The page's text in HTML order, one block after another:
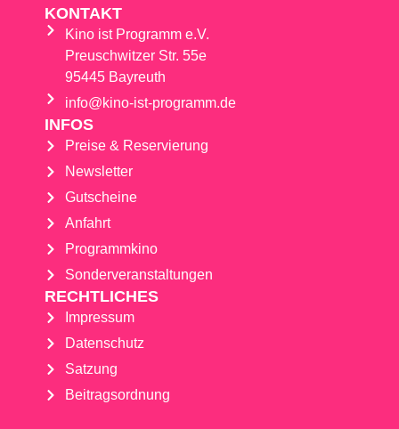
KONTAKT
Kino ist Programm e.V.
Preuschwitzer Str. 55e
95445 Bayreuth
info@kino-ist-programm.de
INFOS
Preise & Reservierung
Newsletter
Gutscheine
Anfahrt
Programmkino
Sonderveranstaltungen
RECHTLICHES
Impressum
Datenschutz
Satzung
Beitragsordnung